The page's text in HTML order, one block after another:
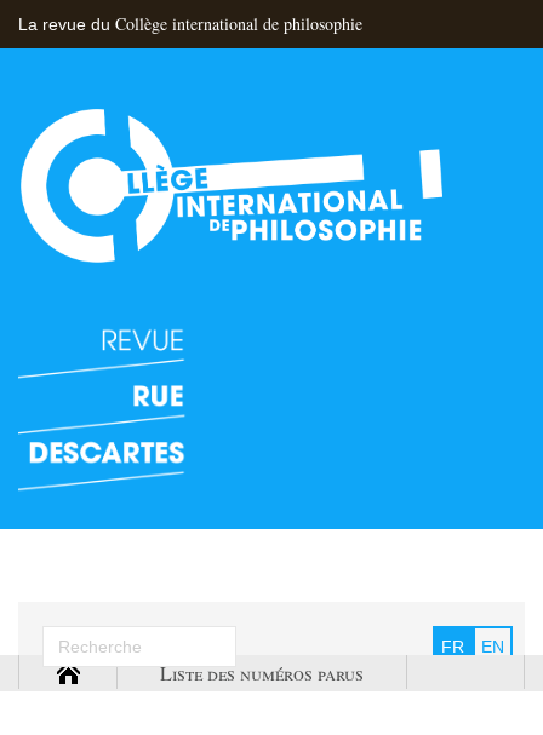
La revue du Collège international de philosophie
FR EN
Liste des numéros parus